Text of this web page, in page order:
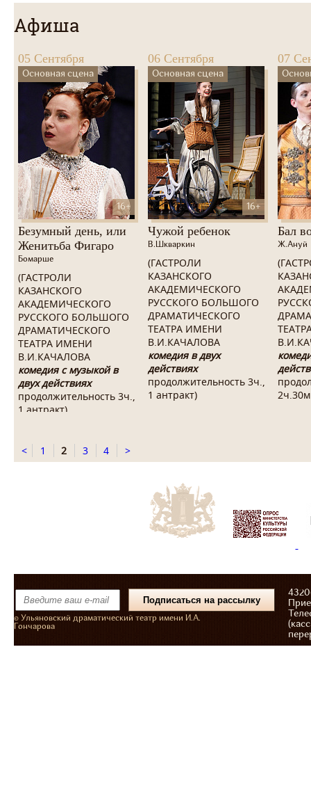
Афиша
05 Сентября
Основная сцена
16+
Безумный день, или
Женитьба Фигаро
Бомарше
(ГАСТРОЛИ
КАЗАНСКОГО
АКАДЕМИЧЕСКОГО
РУССКОГО БОЛЬШОГО
ДРАМАТИЧЕСКОГО
ТЕАТРА ИМЕНИ
В.И.КАЧАЛОВА
комедия с музыкой в
двух действиях
продолжительность 3ч.,
1 антракт)
06 Сентября
Основная сцена
16+
Чужой ребенок
В.Шкваркин
(ГАСТРОЛИ
КАЗАНСКОГО
АКАДЕМИЧЕСКОГО
РУССКОГО БОЛЬШОГО
ДРАМАТИЧЕСКОГО
ТЕАТРА ИМЕНИ
В.И.КАЧАЛОВА
комедия в двух
действиях
продолжительность 3ч.,
1 антракт)
07
Бал
Ж.Ануй
< 1 2 3 4 >
© Ульяновский драматический театр имени И.А.
Гончарова